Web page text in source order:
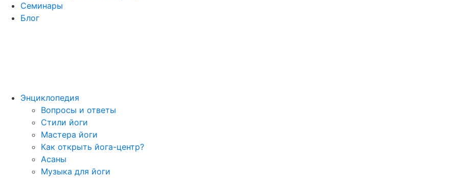
Семинары
Блог
Энциклопедия
Вопросы и ответы
Стили йоги
Мастера йоги
Как открыть йога-центр?
Асаны
Музыка для йоги